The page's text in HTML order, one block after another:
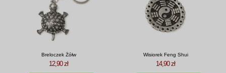
Breloczek Żółw
12,90 zł
Wisiorek Feng Shui
14,90 zł